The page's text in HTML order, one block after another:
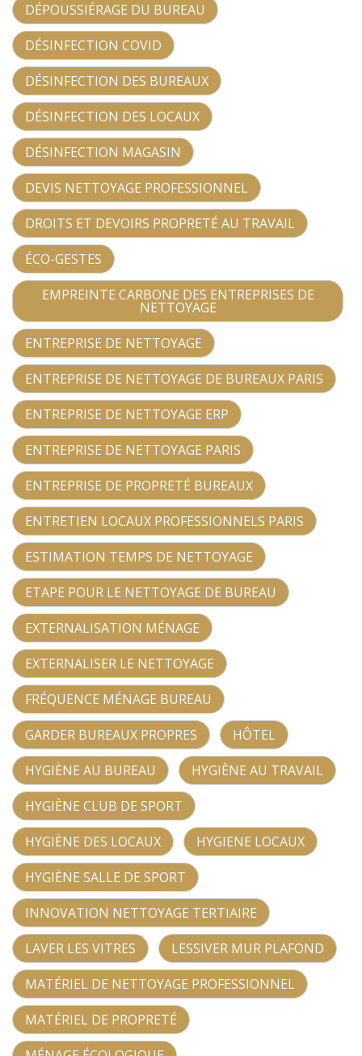
DÉPOUSSIÉRAGE DU BUREAU
DÉSINFECTION COVID
DÉSINFECTION DES BUREAUX
DÉSINFECTION DES LOCAUX
DÉSINFECTION MAGASIN
DEVIS NETTOYAGE PROFESSIONNEL
DROITS ET DEVOIRS PROPRETÉ AU TRAVAIL
ÉCO-GESTES
EMPREINTE CARBONE DES ENTREPRISES DE
NETTOYAGE
ENTREPRISE DE NETTOYAGE
ENTREPRISE DE NETTOYAGE DE BUREAUX PARIS
ENTREPRISE DE NETTOYAGE ERP
ENTREPRISE DE NETTOYAGE PARIS
ENTREPRISE DE PROPRETÉ BUREAUX
ENTRETIEN LOCAUX PROFESSIONNELS PARIS
ESTIMATION TEMPS DE NETTOYAGE
ETAPE POUR LE NETTOYAGE DE BUREAU
EXTERNALISATION MÉNAGE
EXTERNALISER LE NETTOYAGE
FRÉQUENCE MÉNAGE BUREAU
GARDER BUREAUX PROPRES
HÔTEL
HYGIÈNE AU BUREAU
HYGIÈNE AU TRAVAIL
HYGIÈNE CLUB DE SPORT
HYGIÈNE DES LOCAUX
HYGIENE LOCAUX
HYGIÈNE SALLE DE SPORT
INNOVATION NETTOYAGE TERTIAIRE
LAVER LES VITRES
LESSIVER MUR PLAFOND
MATÉRIEL DE NETTOYAGE PROFESSIONNEL
MATÉRIEL DE PROPRETÉ